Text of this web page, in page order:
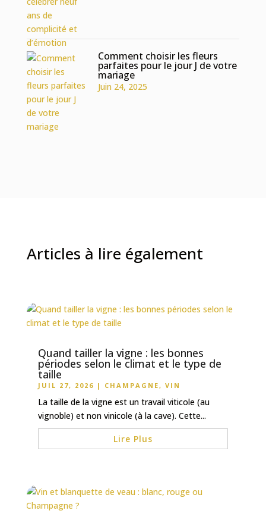
Comment choisir les fleurs
parfaites pour le jour J de votre
mariage
Juin 24, 2025
Articles à lire également
Quand tailler la vigne : les bonnes
périodes selon le climat et le type de
taille
JUIL 27, 2026 | CHAMPAGNE, VIN
La taille de la vigne est un travail viticole (au
vignoble) et non vinicole (à la cave). Cette...
Lire Plus